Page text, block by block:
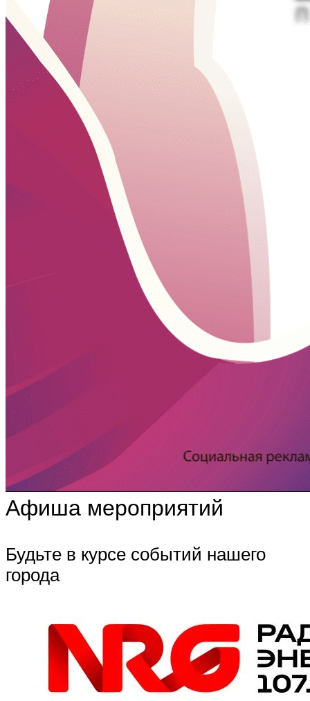
Афиша мероприятий
Будьте в курсе событий нашего
города